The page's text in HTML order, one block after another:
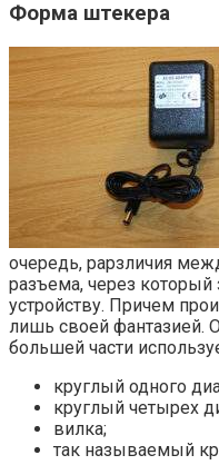
Форма штекера
очередь, рарзличия
разъема, через который
устройству. Причем
лишь своей фантазией.
большей части
круглый одного
круглый четырех
вилка;
так называемый